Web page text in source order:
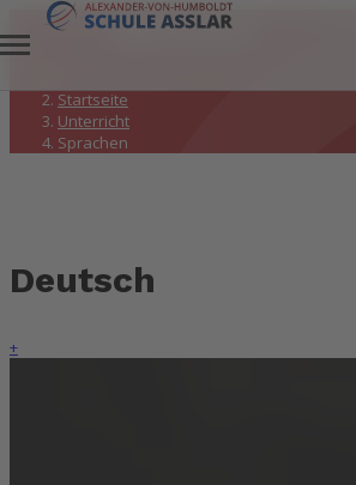
Sprachen
Startseite
Unterricht
Sprachen
Deutsch
+